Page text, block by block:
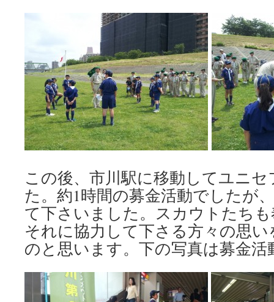
この後、市川駅に移動してユニ
た。約1時間の募金活動でしたが
て下さいました。スカウトたち
それに協力して下さる方々の思
のと思います。下の写真は募金活